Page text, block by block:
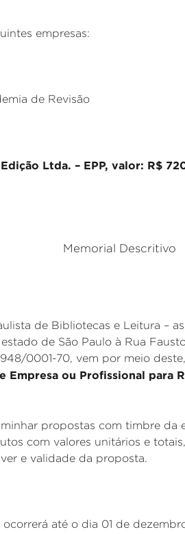
empresas:
de Revisão
Ltda. – EPP, valor: R$
Memorial Descritivo
de Bibliotecas e Leitura –
de São Paulo à Rua
0001-70, vem por meio
Empresa ou Profissional para
propostas com timbre da
com valores unitários e
e validade da proposta.
até o dia 01 de